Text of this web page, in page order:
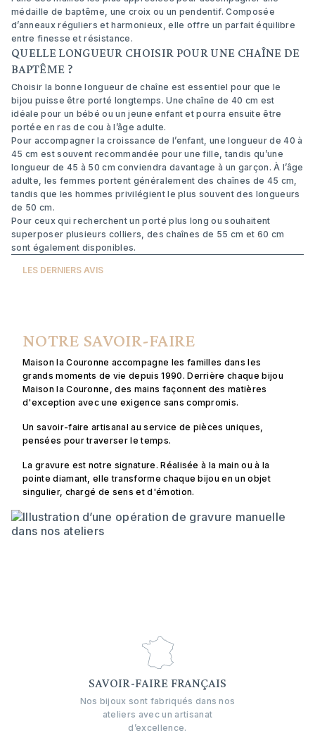
médaille de baptême, une croix ou un pendentif. Composée
d’anneaux réguliers et harmonieux, elle offre un parfait équilibre
entre finesse et résistance.
QUELLE LONGUEUR CHOISIR POUR UNE CHAÎNE DE
BAPTÊME ?
Choisir la bonne longueur de chaîne est essentiel pour que le
bijou puisse être porté longtemps. Une chaîne de 40 cm est
idéale pour un bébé ou un jeune enfant et pourra ensuite être
portée en ras de cou à l’âge adulte.
Pour accompagner la croissance de l’enfant, une longueur de 40 à
45 cm est souvent recommandée pour une fille, tandis qu’une
longueur de 45 à 50 cm conviendra davantage à un garçon. À l’âge
adulte, les femmes portent généralement des chaînes de 45 cm,
tandis que les hommes privilégient le plus souvent des longueurs
de 50 cm.
Pour ceux qui recherchent un porté plus long ou souhaitent
superposer plusieurs colliers, des chaînes de 55 cm et 60 cm
sont également disponibles.
LES DERNIERS AVIS
NOTRE SAVOIR-FAIRE
Maison la Couronne accompagne les familles dans les
grands moments de vie depuis 1990. Derrière chaque bijou
Maison la Couronne, des mains façonnent des matières
d'exception avec une exigence sans compromis.
Un savoir-faire artisanal au service de pièces uniques,
pensées pour traverser le temps.
La gravure est notre signature. Réalisée à la main ou à la
pointe diamant, elle transforme chaque bijou en un objet
singulier, chargé de sens et d'émotion.
SAVOIR-FAIRE FRANÇAIS
Nos bijoux sont fabriqués dans nos
ateliers avec un artisanat
d’excellence.